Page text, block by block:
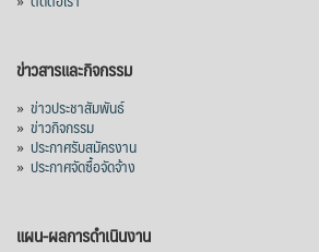
ข่าวสารและกิจกรรม
» ข่าวประชาสัมพันธ์
» ข่าวกิจกรรม
» ประกาศรับสมัครงาน
» ประกาศจัดซื้อจัดจ้าง
แผน-ผลการดำเนินงาน